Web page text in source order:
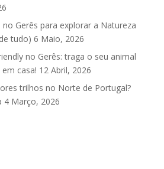
Gerês para explorar a Natureza
tudo) 6 Maio, 2026
no Gerês: traga o seu animal
casa! 12 Abril, 2026
trilhos no Norte de Portugal?
4 Março, 2026